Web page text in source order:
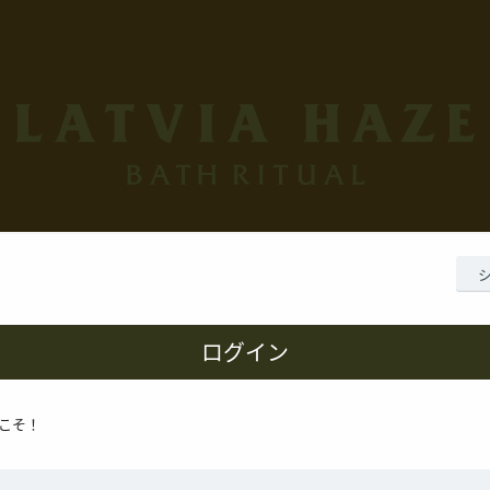
ログイン
そ！